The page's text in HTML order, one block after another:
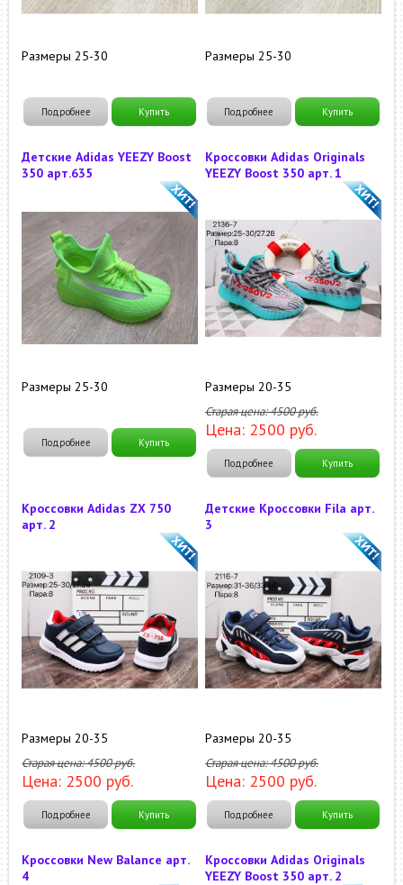
Размеры 25-30
Подробнее Купить
Размеры 25-30
Подробнее Купить
Детские Adidas YEEZY Boost
350 арт.635
Размеры 25-30
Подробнее Купить
Кроссовки Adidas Originals
YEEZY Boost 350 арт. 1
Размеры 20-35
Старая цена:4500руб.
Цена: 2500 руб.
Подробнее Купить
Кроссовки Adidas ZX 750
арт. 2
Размеры 20-35
Старая цена:4500руб.
Цена: 2500 руб.
Подробнее Купить
Детские Кроссовки Fila арт.
3
Размеры 20-35
Старая цена:4500руб.
Цена: 2500 руб.
Подробнее Купить
Кроссовки New Balance арт.
4
Кроссовки Adidas Originals
YEEZY Boost 350 арт. 2